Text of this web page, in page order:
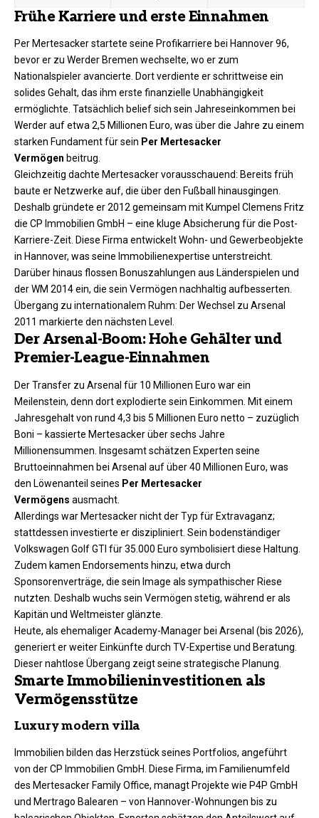
Frühe Karriere und erste Einnahmen
Per Mertesacker startete seine Profikarriere bei Hannover 96,
bevor er zu Werder Bremen wechselte, wo er zum
Nationalspieler avancierte. Dort verdiente er schrittweise ein
solides Gehalt, das ihm erste finanzielle Unabhängigkeit
ermöglichte. Tatsächlich belief sich sein Jahreseinkommen bei
Werder auf etwa 2,5 Millionen Euro, was über die Jahre zu einem
starken Fundament für sein Per Mertesacker
Vermögen beitrug.
Gleichzeitig dachte Mertesacker vorausschauend: Bereits früh
baute er Netzwerke auf, die über den Fußball hinausgingen.
Deshalb gründete er 2012 gemeinsam mit Kumpel Clemens Fritz
die CP Immobilien GmbH – eine kluge Absicherung für die Post-
Karriere-Zeit. Diese Firma entwickelt Wohn- und Gewerbeobjekte
in Hannover, was seine Immobilienexpertise unterstreicht.
Darüber hinaus flossen Bonuszahlungen aus Länderspielen und
der WM 2014 ein, die sein Vermögen nachhaltig aufbesserten.
Übergang zu internationalem Ruhm: Der Wechsel zu Arsenal
2011 markierte den nächsten Level.
Der Arsenal-Boom: Hohe Gehälter und
Premier-League-Einnahmen
Der Transfer zu Arsenal für 10 Millionen Euro war ein
Meilenstein, denn dort explodierte sein Einkommen. Mit einem
Jahresgehalt von rund 4,3 bis 5 Millionen Euro netto – zuzüglich
Boni – kassierte Mertesacker über sechs Jahre
Millionensummen. Insgesamt schätzen Experten seine
Bruttoeinnahmen bei Arsenal auf über 40 Millionen Euro, was
den Löwenanteil seines Per Mertesacker
Vermögens ausmacht.
Allerdings war Mertesacker nicht der Typ für Extravaganz;
stattdessen investierte er diszipliniert. Sein bodenständiger
Volkswagen Golf GTI für 35.000 Euro symbolisiert diese Haltung.
Zudem kamen Endorsements hinzu, etwa durch
Sponsorenverträge, die sein Image als sympathischer Riese
nutzten. Deshalb wuchs sein Vermögen stetig, während er als
Kapitän und Weltmeister glänzte.
Heute, als ehemaliger Academy-Manager bei Arsenal (bis 2026),
generiert er weiter Einkünfte durch TV-Expertise und Beratung.
Dieser nahtlose Übergang zeigt seine strategische Planung.
Smarte Immobilieninvestitionen als
Vermögensstütze
Luxury modern villa
Immobilien bilden das Herzstück seines Portfolios, angeführt
von der CP Immobilien GmbH. Diese Firma, im Familienumfeld
des Mertesacker Family Office, managt Projekte wie P4P GmbH
und Mertrago Balearen – von Hannover-Wohnungen bis zu